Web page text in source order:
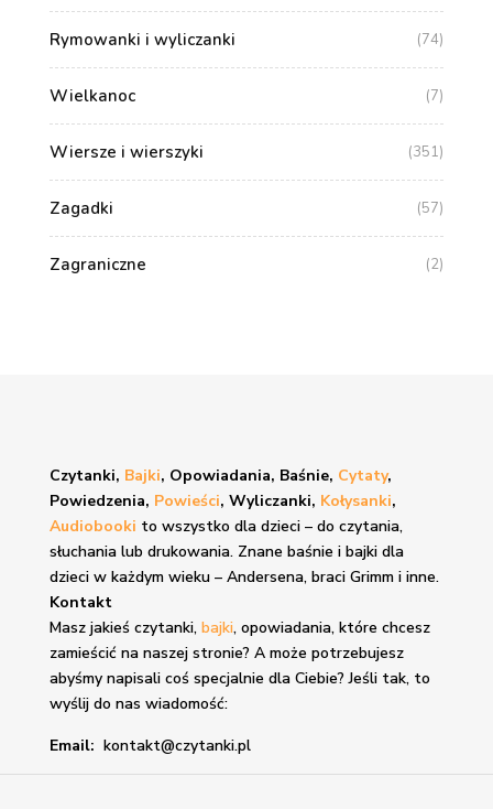
Rymowanki i wyliczanki (74)
Wielkanoc (7)
Wiersze i wierszyki (351)
Zagadki (57)
Zagraniczne (2)
Czytanki, Bajki, Opowiadania, Baśnie, Cytaty,
Powiedzenia, Powieści, Wyliczanki, Kołysanki,
Audiobooki to wszystko dla dzieci – do czytania,
słuchania lub drukowania. Znane baśnie i bajkidla
dzieci w każdym wieku – Andersena, braci Grimm i inne.
Kontakt
Masz jakieś czytanki, bajki, opowiadania, które chcesz
zamieścić na naszej stronie? A może potrzebujesz
abyśmy napisali coś specjalnie dla Ciebie? Jeśli tak, to
wyślij do nas wiadomość:
Email: kontakt@czytanki.pl